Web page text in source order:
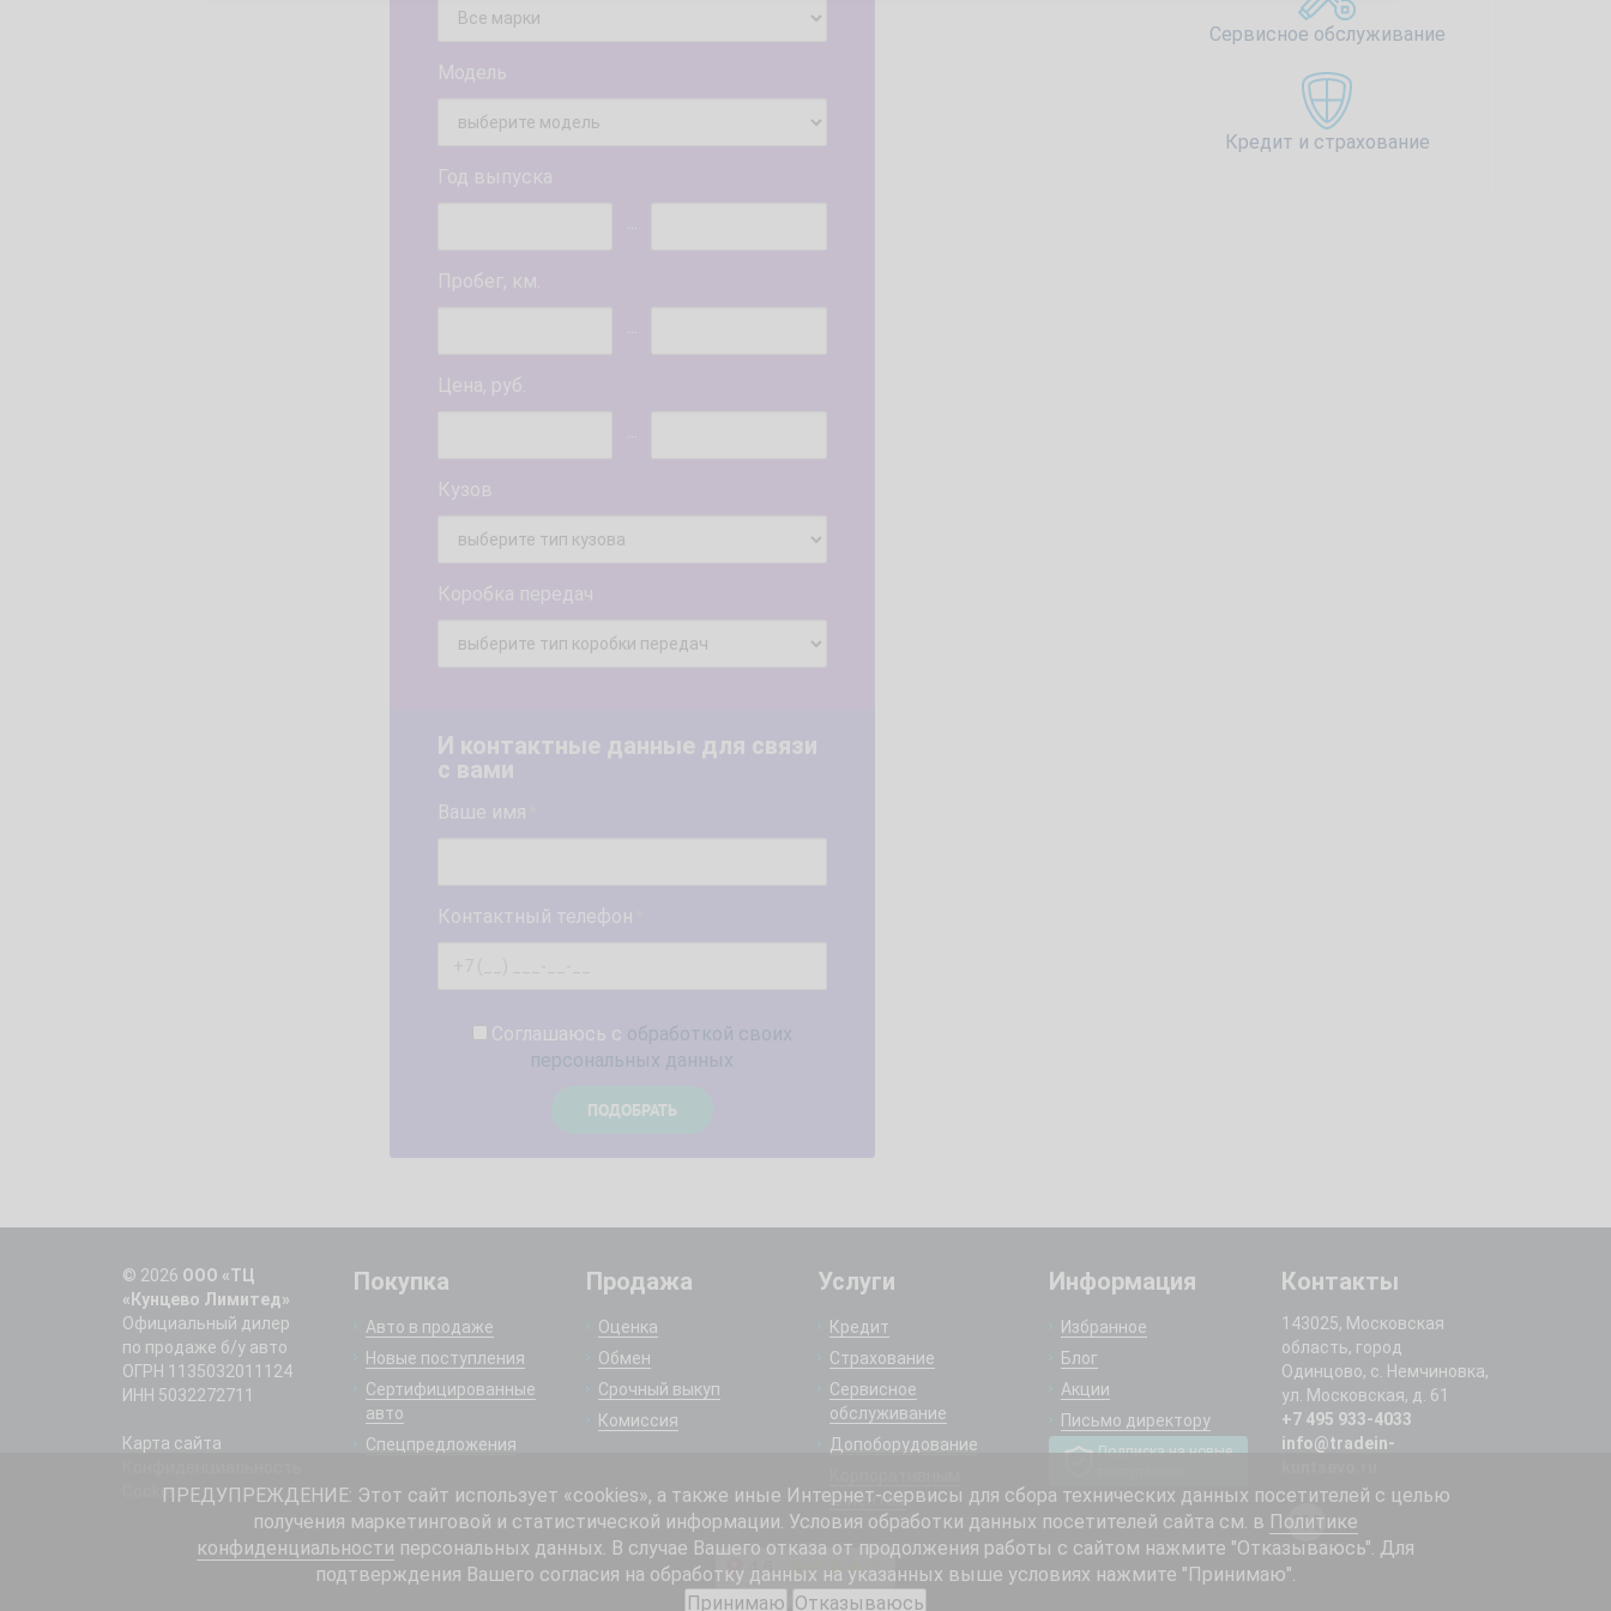
Сервисное обслуживание
Кредит и страхование
Модель
Год выпуска
...
Пробег, км.
...
Цена, руб.
...
Кузов
Коробка передач
И контактные данные для связи
с вами
Ваше имя
Контактный телефон
Соглашаюсь с обработкой своих
персональных данных
© 2026 ООО «ТЦ
«Кунцево Лимитед»
Официальный дилер
по продаже б/у авто
ОГРН 1135032011124
ИНН 5032272711
Карта сайта
Cookie
Покупка
Авто в продаже
Новые поступления
Сертифицированные
авто
Спецпредложения
Продажа
Оценка
Обмен
Срочный выкуп
Комиссия
Услуги
Кредит
Страхование
Сервисное
обслуживание
Допоборудование
клиентам
Информация
Избранное
Блог
Акции
Письмо директору
Подписка на новые
Контакты
143025, Московская
область, город
Одинцово, с. Немчиновка,
ул. Московская, д. 61
+7 495 933-4033
info@tradein-
ПРЕДУПРЕЖДЕНИЕ: Этот сайт использует «cookies», а также иные Интернет-сервисы для сбора технических данных посетителей с целью
получения маркетинговой и статистической информации. Условия обработки данных посетителей сайта см. в Политике
конфиденциальности персональных данных. В случае Вашего отказа от продолжения работы с сайтом нажмите "Отказываюсь". Для
подтверждения Вашего согласия на обработку данных на указанных выше условиях нажмите "Принимаю".
Принимаю Отказываюсь